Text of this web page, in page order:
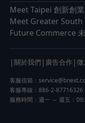
Meet Taipei 創新創
Meet Greater South
Future Commerce
| 關於我們 | 廣告合作 | 徵
客服信箱：
客服專線：886-2-87716326
服務時間：週一 ～ 週五：